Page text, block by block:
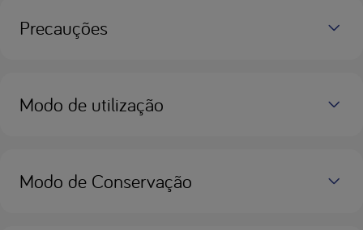
Precauções
Modo de utilização
Modo de Conservação